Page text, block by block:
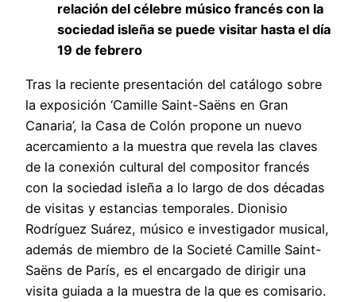
relación del célebre músico francés con la
sociedad isleña se puede visitar hasta el día
19 de febrero
Tras la reciente presentación del catálogo sobre
la exposición ‘Camille Saint-Saëns en Gran
Canaria’, la Casa de Colón propone un nuevo
acercamiento a la muestra que revela las claves
de la conexión cultural del compositor francés
con la sociedad isleña a lo largo de dos décadas
de visitas y estancias temporales. Dionisio
Rodríguez Suárez, músico e investigador musical,
además de miembro de la Societé Camille Saint-
Saëns de París, es el encargado de dirigir una
visita guiada a la muestra de la que es comisario.